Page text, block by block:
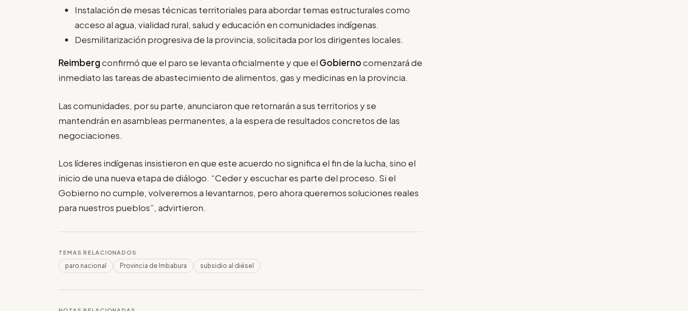
Instalación de mesas técnicas territoriales para abordar temas estructurales como
acceso al agua, vialidad rural, salud y educación en comunidades indígenas.
Desmilitarización progresiva de la provincia, solicitada por los dirigentes locales.
Reimbergconfirmó que el paro se levanta oficialmente y que el Gobiernocomenzará de
inmediato las tareas de abastecimiento de alimentos, gas y medicinas en la provincia.
Las comunidades, por su parte, anunciaron que retornarán a sus territorios y se
mantendrán en asambleas permanentes, a la espera de resultados concretos de las
negociaciones.
Los líderes indígenas insistieron en que este acuerdo no significa el fin de la lucha, sino el
inicio de una nueva etapa de diálogo. “Ceder y escuchar es parte del proceso. Si el
Gobierno no cumple, volveremos a levantarnos, pero ahora queremos soluciones reales
para nuestros pueblos”, advirtieron.
TEMAS RELACIONADOS
paro nacional Provincia de Imbabura subsidio al diésel